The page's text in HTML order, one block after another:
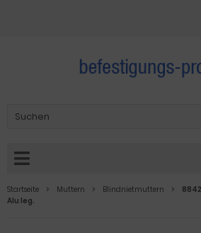
Startseite Muttern Blindnietmuttern
Alu leg.